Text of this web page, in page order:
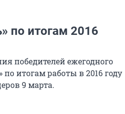
по итогам 2016
победителей ежегодного
итогам работы в 2016 году
9 марта.